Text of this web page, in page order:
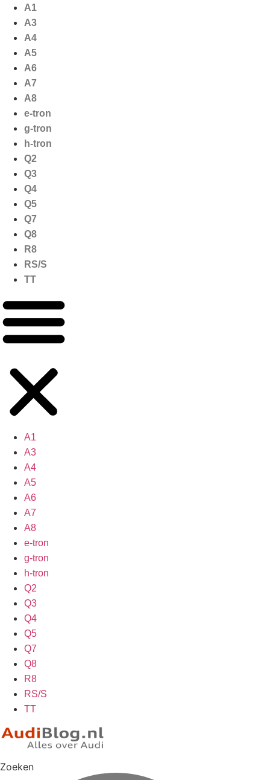
naar
inhoud
A1
A3
A4
A5
A6
A7
A8
e-tron
g-tron
h-tron
Q2
Q3
Q4
Q5
Q7
Q8
R8
RS/S
TT
A1
A3
A4
A5
A6
A7
A8
e-tron
g-tron
h-tron
Q2
Q3
Q4
Q5
Q7
Q8
R8
RS/S
TT
Zoeken